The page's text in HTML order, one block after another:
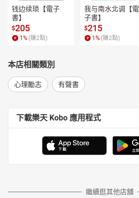
钱边续琐【電子
書】
$205
1 % (賺2點)
我与南水北调【電
子書】
$215
1 % (賺2點)
本店相關類別
心理勵志 有聲書
下載樂天 Kobo 應用程式
繼續逛其他店舖